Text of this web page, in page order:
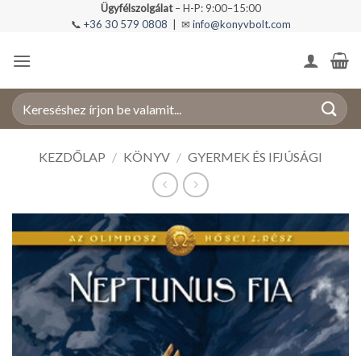
Ügyfélszolgálat– H-P: 9:00–15:00
📞 +36 30 579 0808 | ✉ info@konyvbolt.com
Keresés
a
KEZDŐLAP / KÖNYV / GYERMEK ÉS IFJÚSÁGI